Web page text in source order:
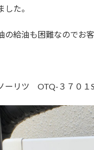
した。
の給油も困難なのでお
ーリツ OTQ-３７０１